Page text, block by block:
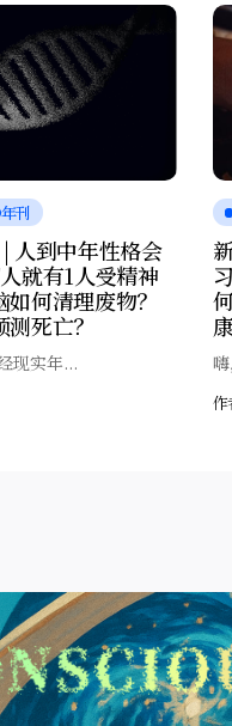
年刊
人到中年性格会
就有1人受精神
何清理废物？
死亡？
现实年...
作